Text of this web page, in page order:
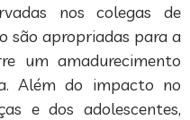
nos colegas de
são apropriadas para a
um amadurecimento
Além do impacto no
e dos adolescentes,